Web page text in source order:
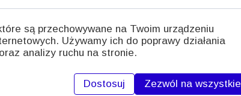
są przechowywane na Twoim urządzeniu
Używamy ich do poprawy działania
analizy ruchu na stronie.
Dostosuj Zezwól na wszystkie